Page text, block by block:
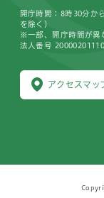
アクセスマッ
開庁時間：8時30分か
を除く）
※一部、開庁時間が異
法人番号